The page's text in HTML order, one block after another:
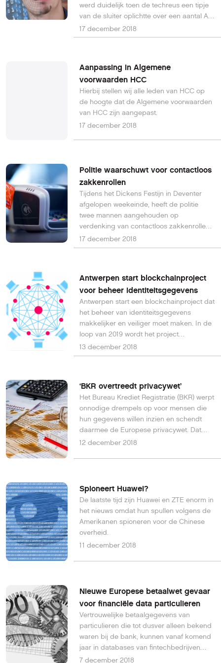
werd duidelijk toen de techreus een tipje
van de sluiter oplichtte over een aantal AI-
projecten die het bedrijf heeft lopen in
Azië.
17 december 2018
Aanpassing in Algemene
voorwaarden HCC
Hierbij stellen wij alle leden van HCC op
de hoogte dat de Algemene voorwaarden
van HCC zijn aangepast.
17 december 2018
Politie waarschuwt voor contactloos
zakkenrollen
Tijdens het Dickens Festijn in Deventer
afgelopen weekeinde, heeft de politie
twee mannen aangehouden op
verdenking van contactloos zakkenrollen.
Later op maandag werd bekend dat
hiervoor geen bewijs gevonden is.
17 december 2018
Antwerpen start blockchainproject
voor beheer identiteitsgegevens
Antwerpen start een blockchainproject dat
het beheer van identiteitsgegevens
makkelijker en veiliger moet maken. In de
loop van 2019 wordt het project
uitgewerkt.
13 december 2018
‘BKR overtreedt privacywet’
Het Bureau Krediet Registratie (BKR) werpt
onnodige drempels op voor mensen die
hun gegevens willen inzien en schendt
daarmee de Europese privacywet. Dat
zeggen juristen tegen de NOS.
12 december 2018
Spioneert Huawei?
De laatste tijd zijn Huawei en ZTE enorm in
het nieuws omdat hun spullen volgens de
Amerikanen spioneren voor de Chinese
overheid.
11 december 2018
Nieuwe Europese betaalwet gevaar
voor financiële data particulieren
Vertrouwelijke betaalgegevens van
particulieren die tot dusver alleen bekend
waren bij de bank, kunnen vanaf komend
jaar in databases van fintechbedrijven
terechtkomen. Dat schrijft Investico.
7 december 2018